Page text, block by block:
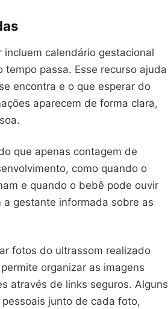
calendário gestacional
passa. Esse recurso ajuda
encontra e o que esperar do
aparecem de forma clara,
que apenas contagem de
como quando o
e quando o bebê pode ouvir
a gestante informada sobre as
fotos do ultrassom realizado
organizar as imagens
através de links seguros. Alguns
junto de cada foto,